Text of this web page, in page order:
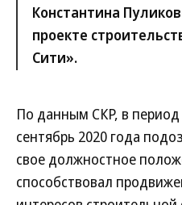
Константина
проекте
Сити».
По данным СКР, в период
сентябрь 2020 года
свое должностное
способствовал